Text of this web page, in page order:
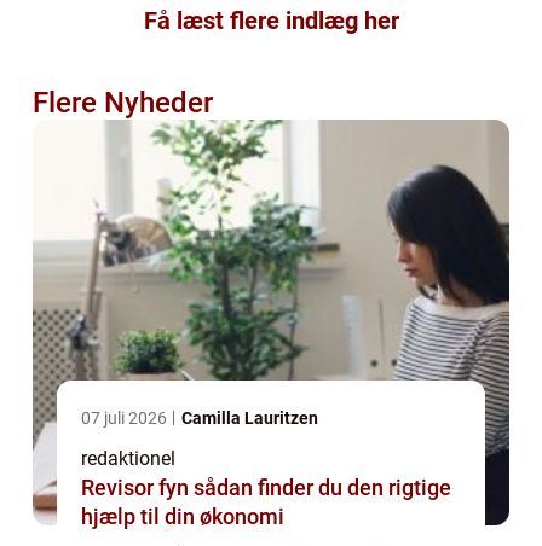
Få læst flere indlæg her
Flere Nyheder
07 juli 2026 Camilla Lauritzen
redaktionel
Revisor fyn sådan finder du den rigtige
hjælp til din økonomi